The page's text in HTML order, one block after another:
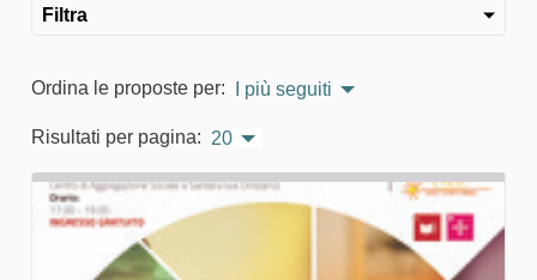
Filtra
Ordina le proposte per: I più seguiti
Risultati per pagina: 20